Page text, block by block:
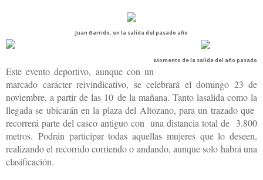
Juan Garrido, en la salida del pasado año
Momento de la salida del año pasado
Este evento deportivo, aunque con un
marcado carácter reivindicativo, se celebrará el domingo 23 de
noviembre, a partir de las 10 ‎de la mañana. ‎ Tanto lasalida como la
llegada se ubicarán en la plaza del Altozano, para un trazado que
recorrerá parte del casco antiguo con una distancia total de 3.800
metros. Podrán participar todas aquellas mujeres que lo deseen,
realizando el recorrido corriendo o andando, aunque solo habrá una
clasificación.